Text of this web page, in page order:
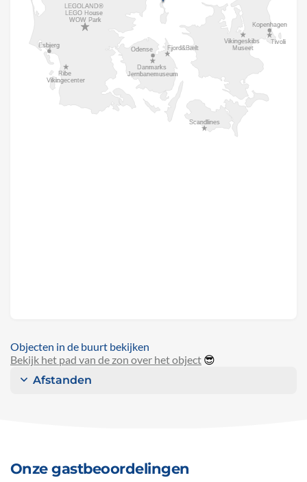
Objecten in de buurt bekijken
Bekijk het pad van de zon over het object 😎
Afstanden
Onze gastbeoordelingen